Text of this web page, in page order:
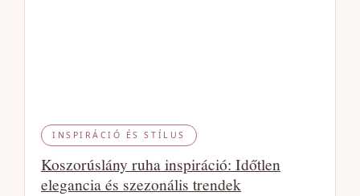
INSPIRÁCIÓ ÉS STÍLUS
Koszorúslány ruha inspiráció: Időtlen
elegancia és szezonális trendek